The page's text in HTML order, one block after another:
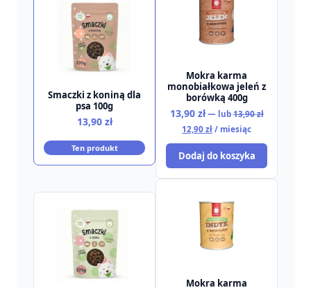
Smaczki z koniną dla
psa 100g
13,90 zł
Ten produkt
Mokra karma
monobiałkowa jeleń z
borówką 400g
13,90 zł —lub13,90złPierwotna
13,90 zł.
12,90 złAktualna
wynosi:
12,90 zł.
/ miesiąc
Dodaj do koszyka
Mokra karma